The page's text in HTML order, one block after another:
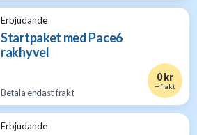
Erbjudande
Startpaket med Pace6
rakhyvel
Betala endast frakt
0 kr
+ frakt
Erbjudande